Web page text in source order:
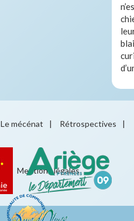
Le mécénat | Rétrospectives |
Mentions légales